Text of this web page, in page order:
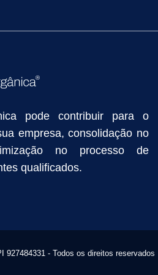
Clientes Criação de Site para Indústria
pode contribuir para o
empresa, consolidação no
no processo de
qualificados.
927484331 - Todos os direitos reservados